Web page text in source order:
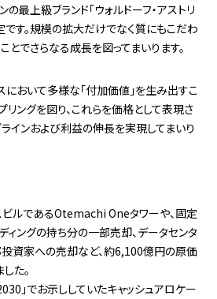
最上級ブランド「ウォルドーフ・アストリ
す。規模の拡大だけでなく質にもこだわ
とでさらなる成長を図ってまいります。
において多様な「付加価値」を生み出すこ
リングを図り、これらを価格として表現さ
ラインおよび利益の伸長を実現してまいり
ルであるOtemachi Oneタワーや、固定
ングの持ち分の一部売却、データセンタ
資家への売却など、約6,100億円の原価
た。
」でお示ししていたキャッシュアロケー